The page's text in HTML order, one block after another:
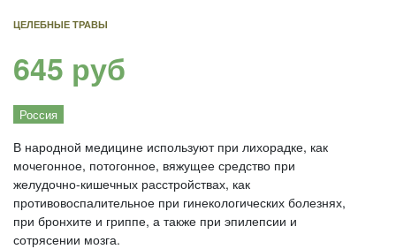
ЦЕЛЕБНЫЕ ТРАВЫ
645 руб
Россия
В народной медицине используют при лихорадке, как
мочегонное, потогонное, вяжущее средство при
желудочно-кишечных расстройствах, как
противовоспалительное при гинекологических болезнях,
при бронхите и гриппе, а также при эпилепсии и
сотрясении мозга.